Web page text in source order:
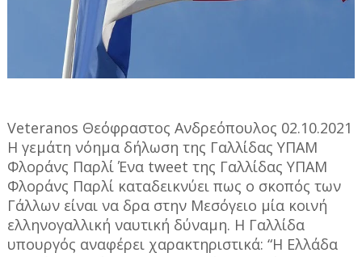
Veteranos Θεόφραστος Ανδρεόπουλος 02.10.2021
Η γεμάτη νόημα δήλωση της Γαλλίδας ΥΠΑΜ
Φλοράνς Παρλί Ένα tweet της Γαλλίδας ΥΠΑΜ
Φλοράνς Παρλί καταδεικνύει πως ο σκοπός των
Γάλλων είναι να δρα στην Μεσόγειο μία κοινή
ελληνογαλλική ναυτική δύναμη. Η Γαλλίδα
υπουργός αναφέρει χαρακτηριστικά: “Η Ελλάδα